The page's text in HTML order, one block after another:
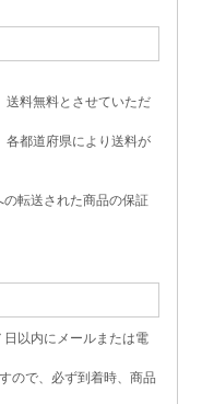
送料無料とさせていただ
各都道府県により送料が
転送された商品の保証
以内にメールまたは電
ので、必ず到着時、商品